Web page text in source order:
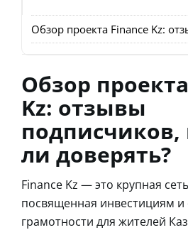
Обзор проекта Finance Kz:
Обзор
Kz: отзывы
ли доверять?
Finance Kz — это крупная
посвященная инвестициям
грамотности для жителей